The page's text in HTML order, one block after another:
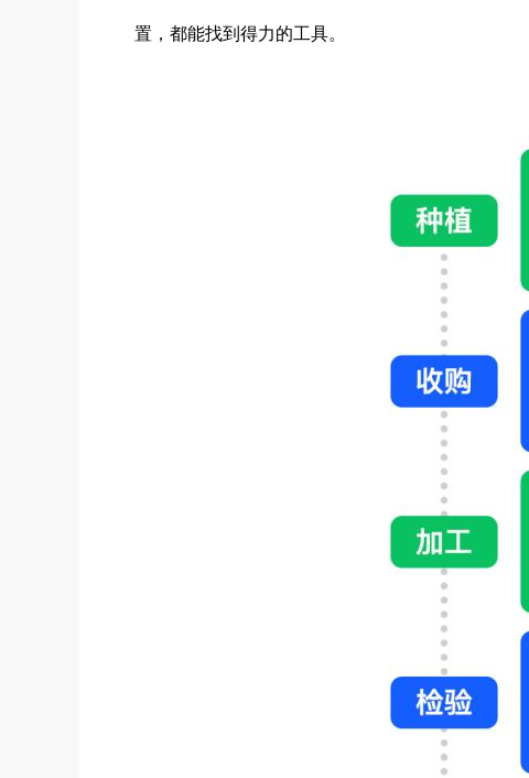
置，都能找到得力的工具。